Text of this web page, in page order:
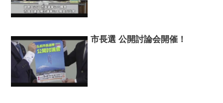
市長選 公開討論会開催！